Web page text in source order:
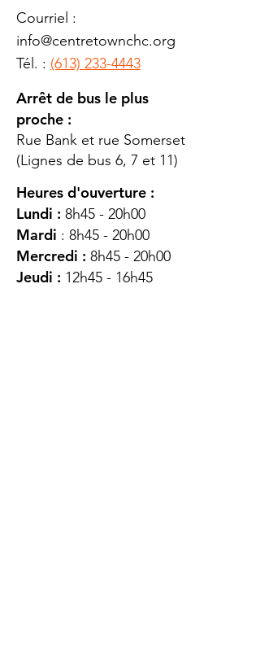
Courriel :
info@centretownchc.org
Tél. : (613) 233-4443
Arrêt de bus le plus
proche :
Rue Bank et rue Somerset
(Lignes de bus 6, 7 et 11)
Heures d'ouverture :
Lundi : 8h45 - 20h00
Mardi : 8h45 - 20h00
Mercredi : 8h45 - 20h00
Jeudi : 12h45 - 16h45